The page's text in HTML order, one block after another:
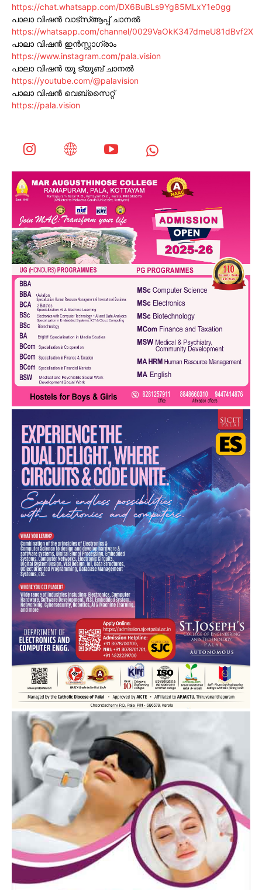
https://chat.whatsapp.com/DX6BuBLs9Yg85MLxY1e0gg
പാലാ വിഷൻ വാട്സ്ആപ്പ് ചാനൽ
https://whatsapp.com/channel/0029VaOkK347dmeU81dBvf2X
പാലാ വിഷൻ ഇൻസ്റ്റാഗ്രാം
https://www.instagram.com/pala.vision
പാലാ വിഷൻ യൂ ട്യൂബ് ചാനൽ
https://youtube.com/@palavision
പാലാ വിഷൻ വെബ്സൈറ്റ്
https://pala.vision